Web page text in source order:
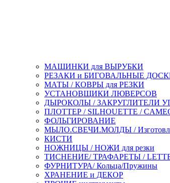
МАШИНКИ для ВЫРУБКИ
РЕЗАКИ и БИГОВАЛЬНЫЕ
МАТЫ / КОВРЫ для РЕЗКИ
УСТАНОВЩИКИ ЛЮВЕРСОВ
ДЫРОКОЛЫ / ЗАКРУГЛИТЕЛИ
ПЛОТТЕР / SILHOUETTE /
ФОЛЬГИРОВАНИЕ
МЫЛО.СВЕЧИ.МОЛДЫ /
КИСТИ
НОЖНИЦЫ / НОЖИ для резки
ТИСНЕНИЕ/ ТРАФАРЕТЫ /
ФУРНИТУРА/ Кольца/Пружины
ХРАНЕНИЕ и ДЕКОР